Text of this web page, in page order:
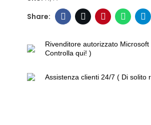
Rivenditore autorizzato Microsoft
Controlla qui! )
Assistenza clienti 24/7 ( Di solito